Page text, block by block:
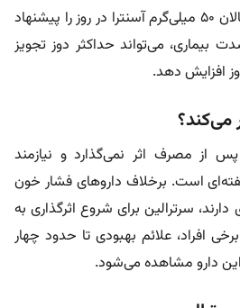
معمولاً پزشکان برای بزرگسالان ۵۰ میلی‌گرم آسنترا در روز را پیشنهاد
بیماری، می‌تواند حداکثر دوز تجویز
می‌کند؟
پس از مصرف اثر نمی‌گذارد و نیازمند
است. برخلاف داروهای فشار خون
سرترالین برای شروع اثرگذاری به
افراد، علائم بهبودی تا حدود چهار
دارو مشاهده می‌شود.